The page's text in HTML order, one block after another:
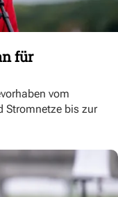
für
vom
Stromnetze bis zur